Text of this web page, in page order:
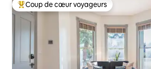
Coups de cœur voyageurs les plus
Coup de cœur voyageurs